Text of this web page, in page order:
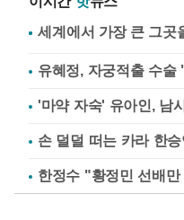
유혜정, 자궁적출 수
'마약 자숙' 유아인, 남
손 덜덜 떠는 카라 한
한정수 "황정민 선배